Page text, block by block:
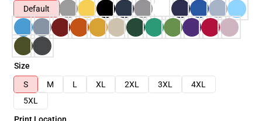
Default
Size
S
M L XL 2XL 3XL
4XL
5XL